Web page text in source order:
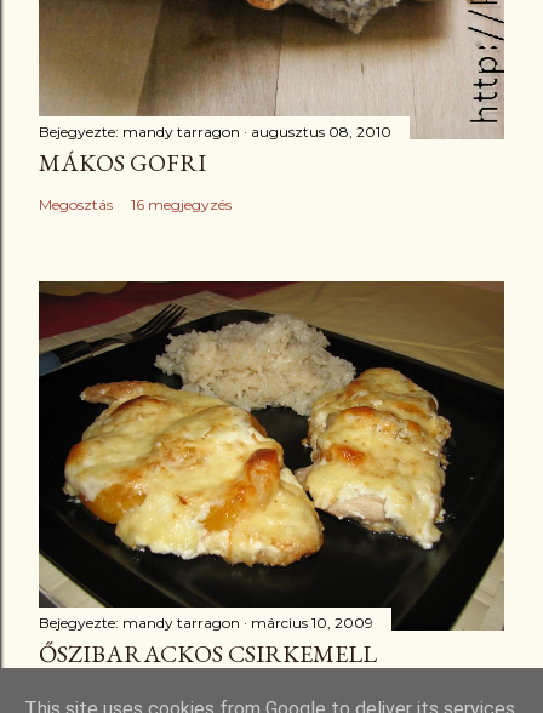
Bejegyezte: mandy tarragon augusztus 08, 2010
MÁKOS GOFRI
Megosztás 16 megjegyzés
Bejegyezte: mandy tarragon március 10, 2009
ŐSZIBARACKOS CSIRKEMELL